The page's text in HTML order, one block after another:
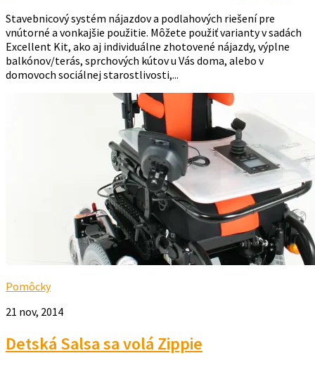
Stavebnicový systém nájazdov a podlahových riešení pre
vnútorné a vonkajšie použitie. Môžete použiť varianty v sadách
Excellent Kit, ako aj individuálne zhotovené nájazdy, výplne
balkónov/terás, sprchových kútov u Vás doma, alebo v
domovoch sociálnej starostlivosti,...
Pomôcky
21 nov, 2014
Detská Salsa sa volá Zippie